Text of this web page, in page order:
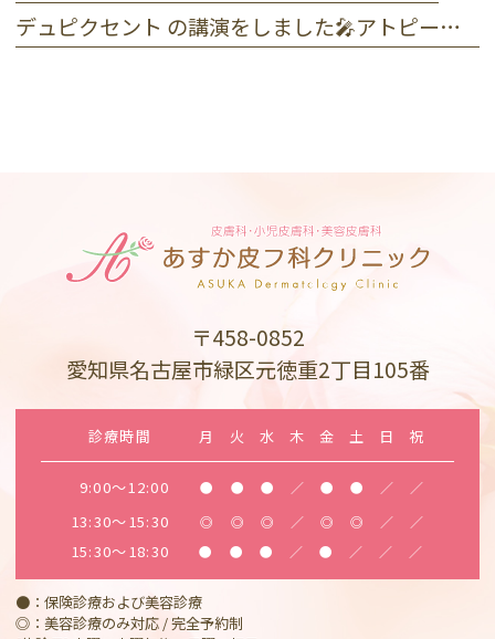
デュピクセント の講演をしました🎤アトピー性皮膚炎
〒458-0852
愛知県名古屋市緑区元徳重2丁目105番
診療時間 月 火 水 木 金 土 日 祝
9:00～12:00 ● ● ● ／ ● ● ／ ／
13:30～15:30 ◎ ◎ ◎ ／ ◎ ◎ ／ ／
15:30～18:30 ● ● ● ／ ● ／ ／ ／
●：保険診療および美容診療
◎：美容診療のみ対応 / 完全予約制